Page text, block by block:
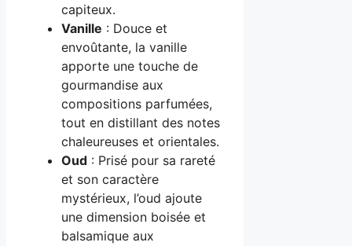
capiteux.
Vanille : Douce et
envoûtante, la vanille
apporte une touche de
gourmandise aux
compositions parfumées,
tout en distillant des notes
chaleureuses et orientales.
Oud : Prisé pour sa rareté
et son caractère
mystérieux, l’oud ajoute
une dimension boisée et
balsamique aux